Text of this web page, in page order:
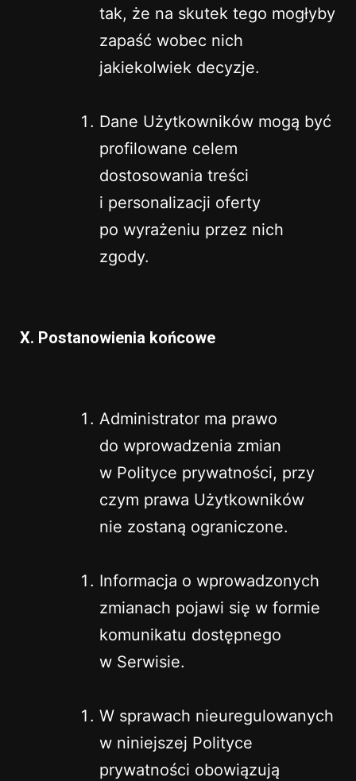
tak, że na skutek tego mogłyby
zapaść wobec nich
jakiekolwiek decyzje.
Dane Użytkowników mogą być
profilowane celem
dostosowania treści
i personalizacji oferty
po wyrażeniu przez nich
zgody.
X. Postanowienia końcowe
Administrator ma prawo
do wprowadzenia zmian
w Polityce prywatności, przy
czym prawa Użytkowników
nie zostaną ograniczone.
Informacja o wprowadzonych
zmianach pojawi się w formie
komunikatu dostępnego
w Serwisie.
W sprawach nieuregulowanych
w niniejszej Polityce
prywatności obowiązują